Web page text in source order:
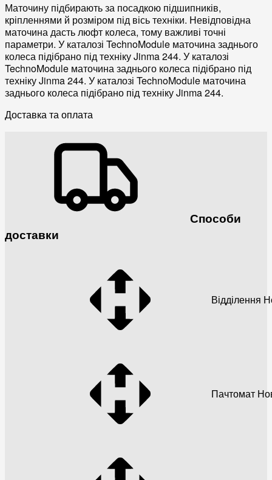
Маточину підбирають за посадкою підшипників,
кріпленнями й розміром під вісь техніки. Невідповідна
маточина дасть люфт колеса, тому важливі точні
параметри. У каталозі TechnoModule маточина заднього
колеса підібрано під техніку Jinma 244. У каталозі
TechnoModule маточина заднього колеса підібрано під
техніку Jinma 244. У каталозі TechnoModule маточина
заднього колеса підібрано під техніку Jinma 244.
Доставка та оплата
Способи
доставки
Відділення
Пачтомат